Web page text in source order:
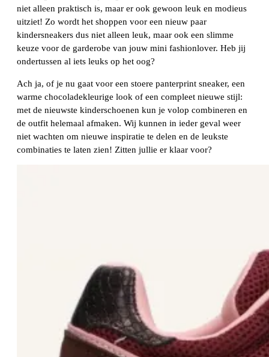
niet alleen praktisch is, maar er ook gewoon leuk en modieus
uitziet! Zo wordt het shoppen voor een nieuw paar
kindersneakers dus niet alleen leuk, maar ook een slimme
keuze voor de garderobe van jouw mini fashionlover. Heb jij
ondertussen al iets leuks op het oog?
Ach ja, of je nu gaat voor een stoere panterprint sneaker, een
warme chocoladekleurige look of een compleet nieuwe stijl:
met de nieuwste kinderschoenen kun je volop combineren en
de outfit helemaal afmaken. Wij kunnen in ieder geval weer
niet wachten om nieuwe inspiratie te delen en de leukste
combinaties te laten zien! Zitten jullie er klaar voor?